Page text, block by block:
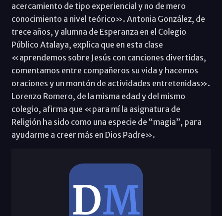
acercamiento de tipo experiencial y no de mero
conocimiento a nivel teórico». Antonia González, de
trece años, y alumna de Esperanza en el Colegio
Público Atalaya, explica que en esta clase
«aprendemos sobre Jesús con canciones divertidas,
comentamos entre compañeros su vida y hacemos
oraciones y un montón de actividades entretenidas».
Lorenzo Romero, de la misma edad y del mismo
colegio, afirma que «para mí la asignatura de
Religión ha sido como una especie de “magia”, para
ayudarme a creer más en Dios Padre».